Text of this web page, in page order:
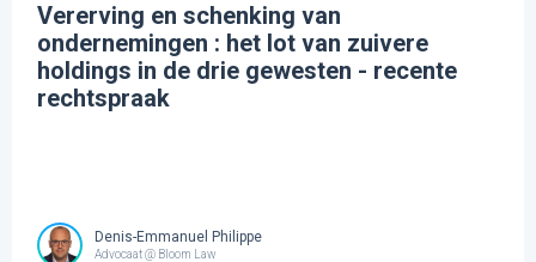
Vererving en schenking van
ondernemingen : het lot van zuivere
holdings in de drie gewesten - recente
rechtspraak
Denis-Emmanuel Philippe
Advocaat @ Bloom Law